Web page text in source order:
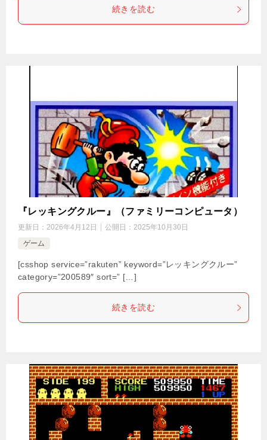
続きを読む
『レッキングクルー』（ファミリーコンピュータ）
更新日： 2026年4月12日 公開日： 2025年10月30日
ゲーム
[csshop service=”rakuten” keyword=”レッキングクルー”
category=”200589″ sort=” […]
続きを読む